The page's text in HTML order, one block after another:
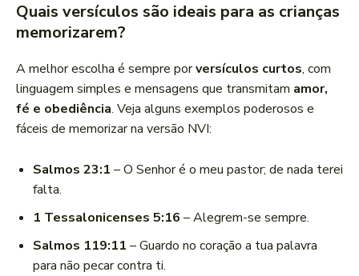
Quais versículos são ideais para as crianças
memorizarem?
A melhor escolha é sempre porversículos curtos, com
linguagem simples e mensagens que transmitam amor,
fé e obediência. Veja alguns exemplos poderosos e
fáceis de memorizar na versão NVI:
Salmos 23:1 – O Senhor é o meu pastor; de nada terei
falta.
1 Tessalonicenses 5:16 – Alegrem-se sempre.
Salmos 119:11 – Guardo no coração a tua palavra
para não pecar contra ti.